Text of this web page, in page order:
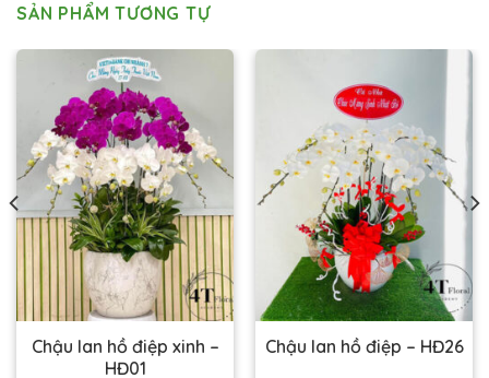
SẢN PHẨM TƯƠNG TỰ
Chậu lan hồ điệp xinh –
HĐ01
Chậu lan hồ điệp – HĐ26